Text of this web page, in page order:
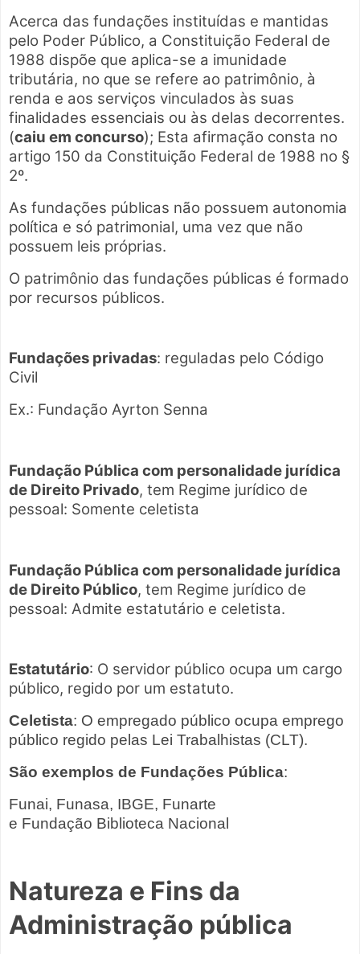
Acerca das fundações instituídas e mantidas
pelo Poder Público, a Constituição Federal de
1988 dispõe que aplica-se a imunidade
tributária, no que se refere ao patrimônio, à
renda e aos serviços vinculados às suas
finalidades essenciais ou às delas decorrentes.
(caiu em concurso); Esta afirmação consta no
artigo 150 da Constituição Federal de 1988 no §
2º.
As fundações públicas não possuem autonomia
política e só patrimonial, uma vez que não
possuem leis próprias.
O patrimônio das fundações públicas é formado
por recursos públicos.
Fundações privadas: reguladas pelo Código
Civil
Ex.: Fundação Ayrton Senna
Fundação Pública com personalidade jurídica
de Direito Privado, tem Regime jurídico de
pessoal: Somente celetista
Fundação Pública com personalidade jurídica
de Direito Público, tem Regime jurídico de
pessoal: Admite estatutário e celetista.
Estatutário: O servidor público ocupa um cargo
público, regido por um estatuto.
Celetista: O empregado público ocupa emprego
público regido pelas Lei Trabalhistas (CLT).
São exemplos de Fundações Pública:
Funai, Funasa, IBGE, Funarte
e Fundação Biblioteca Nacional
Natureza e Fins da
Administração pública